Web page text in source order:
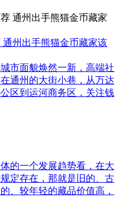
通州出手熊猫金币藏家该
市面貌焕然一新，高端社
通州的大街小巷，从万达
区到运河商务区，关注钱
一个发展趋势看，在大
定存在，那就是旧的、古
、较年轻的藏品价值高，